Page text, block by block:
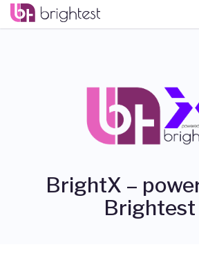
BrightX –
Brightest